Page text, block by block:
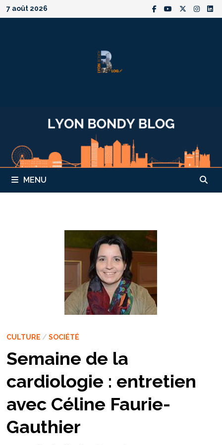
Passer
au
7 août 2026
MENU
CULTURE / SOCIÉTÉ
Semaine de la
cardiologie : entretien
avec Céline Faurie-
Gauthier